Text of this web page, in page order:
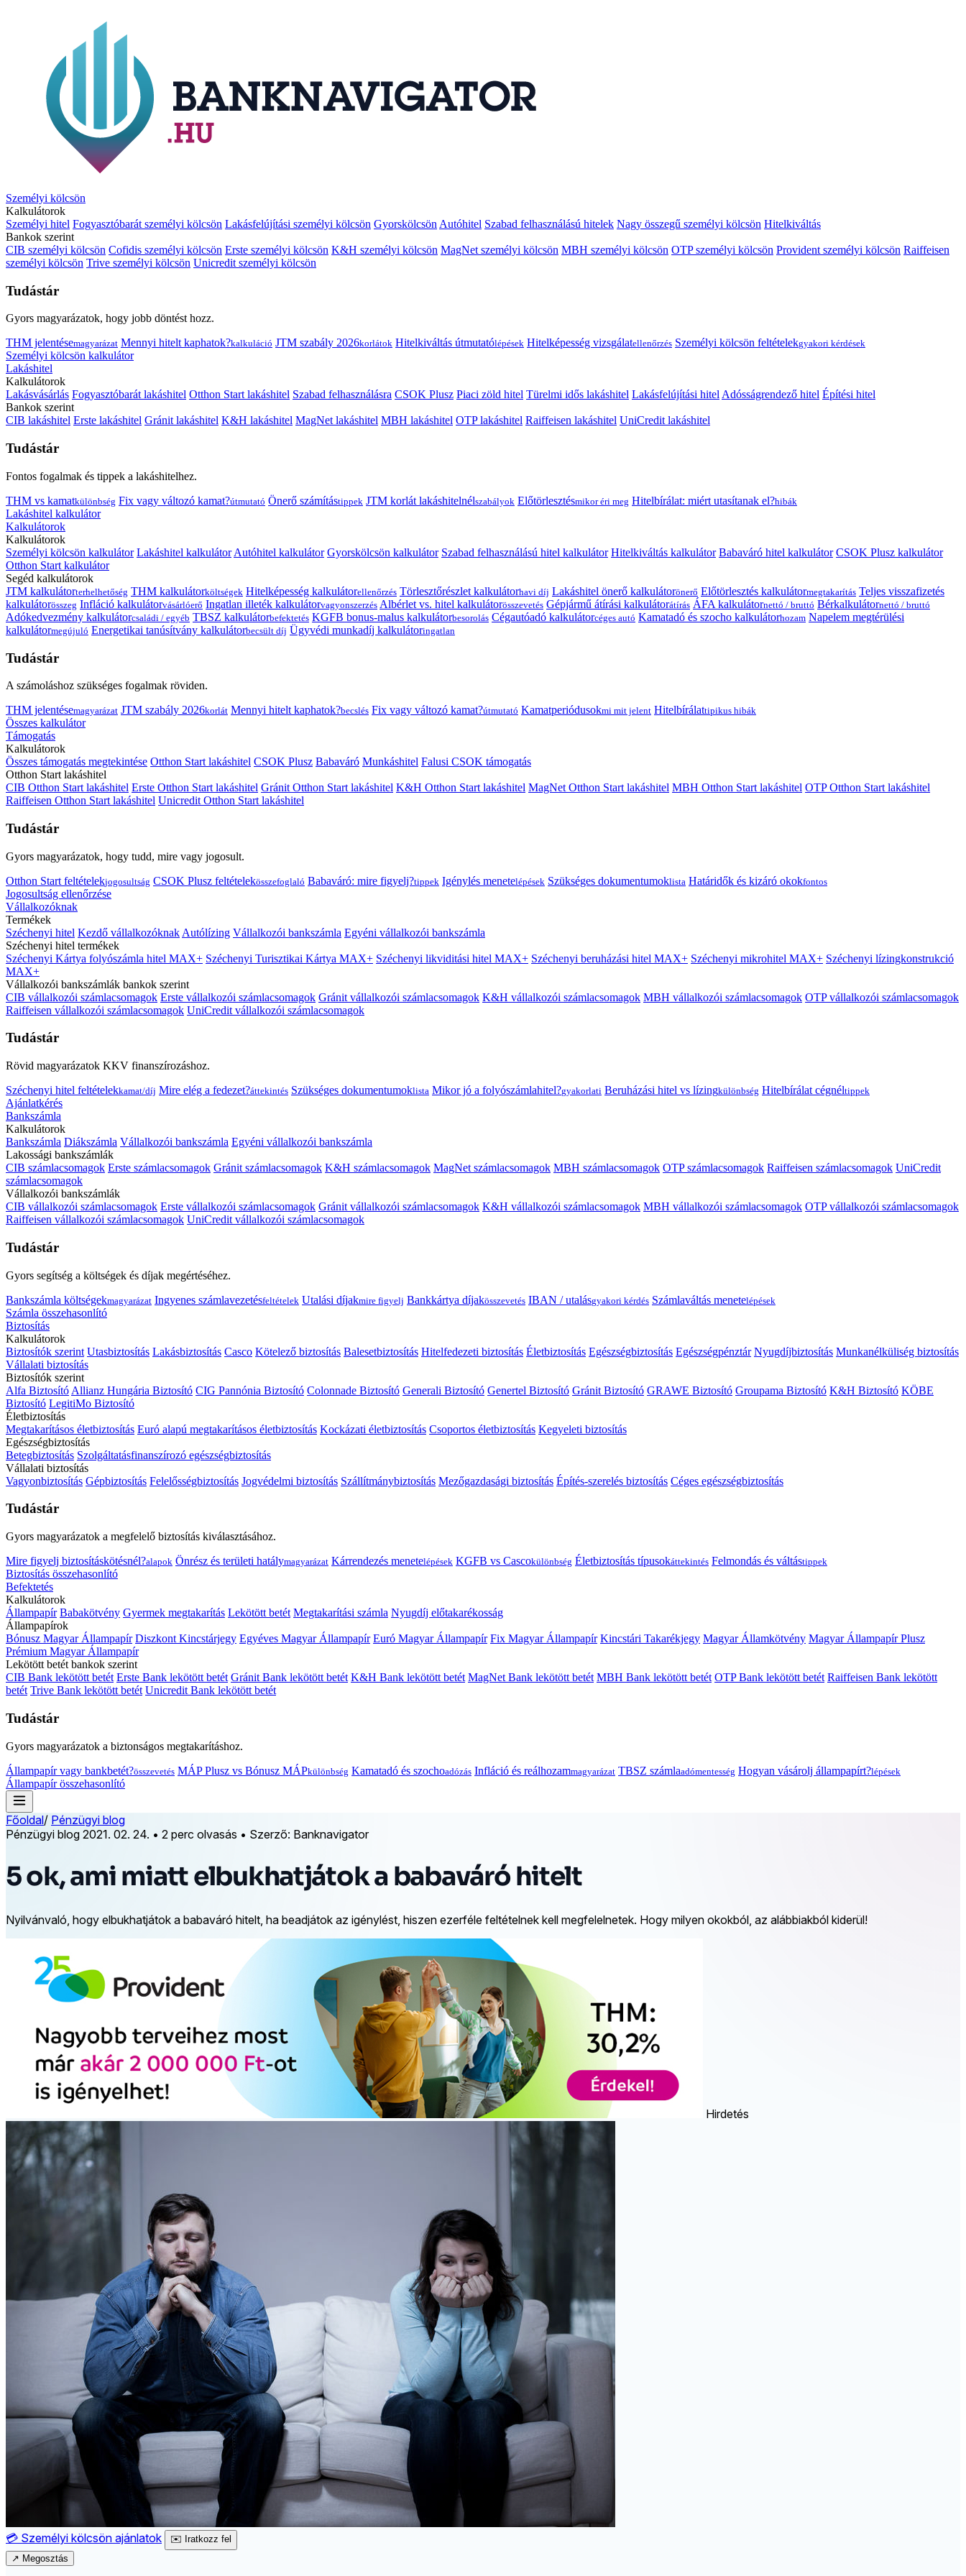
Személyi kölcsön
Kalkulátorok
Személyi hitel Fogyasztóbarát személyi kölcsön Lakásfelújítási személyi kölcsön Gyorskölcsön Autóhitel Szabad felhasználású hitelek Nagy összegű személyi kölcsön Hitelkiváltás
Bankok szerint
CIB személyi kölcsön Cofidis személyi kölcsön Erste személyi kölcsön K&H személyi kölcsön MagNet személyi kölcsön MBH személyi kölcsön OTP személyi kölcsön Provident személyi kölcsön Raiffeisen
személyi kölcsön Trive személyi kölcsön Unicredit személyi kölcsön
Tudástár
Gyors magyarázatok, hogy jobb döntést hozz.
THM jelentésemagyarázat Mennyi hitelt kaphatok?kalkuláció JTM szabály 2026korlátok Hitelkiváltás útmutatólépések Hitelképesség vizsgálatellenőrzés Személyi kölcsön feltételekgyakori kérdések
Személyi kölcsön kalkulátor
Lakáshitel
Kalkulátorok
Lakásvásárlás Fogyasztóbarát lakáshitel Otthon Start lakáshitel Szabad felhasználásra CSOK Plusz Piaci zöld hitel Türelmi idős lakáshitel Lakásfelújítási hitelAdósságrendező hitel Építési hitel
Bankok szerint
CIB lakáshitel Erste lakáshitel Gránit lakáshitel K&H lakáshitel MagNet lakáshitel MBH lakáshitel OTP lakáshitel Raiffeisen lakáshitel UniCredit lakáshitel
Tudástár
Fontos fogalmak és tippek a lakáshitelhez.
THM vs kamatkülönbség Fix vagy változó kamat?útmutató Önerő számítástippek JTM korlát lakáshitelnélszabályok Előtörlesztésmikor éri meg Hitelbírálat: miért utasítanak el?hibák
Lakáshitel kalkulátor
Kalkulátorok
Kalkulátorok
Személyi kölcsön kalkulátor Lakáshitel kalkulátor Autóhitel kalkulátor Gyorskölcsön kalkulátor Szabad felhasználású hitel kalkulátor Hitelkiváltás kalkulátor Babaváró hitel kalkulátor CSOK Plusz kalkulátor
Otthon Start kalkulátor
Segéd kalkulátorok
JTM kalkulátorterhelhetőség THM kalkulátorköltségek Hitelképesség kalkulátorellenőrzés Törlesztőrészlet kalkulátorhavi díj Lakáshitel önerő kalkulátorönerő Előtörlesztés kalkulátormegtakarítás Teljes visszafizetés
kalkulátorösszeg Infláció kalkulátorvásárlóerő Ingatlan illeték kalkulátorvagyonszerzés Albérlet vs. hitel kalkulátorösszevetés Gépjármű átírási kalkulátorátírás ÁFA kalkulátornettó / bruttó Bérkalkulátornettó / bruttó
Adókedvezmény kalkulátorcsaládi / egyéb TBSZ kalkulátorbefektetés KGFB bonus-malus kalkulátorbesorolás Cégautóadó kalkulátorcéges autó Kamatadó és szocho kalkulátorhozam Napelem megtérülési
kalkulátormegújuló Energetikai tanúsítvány kalkulátorbecsült díj Ügyvédi munkadíj kalkulátoringatlan
Tudástár
A számoláshoz szükséges fogalmak röviden.
THM jelentésemagyarázat JTM szabály 2026korlát Mennyi hitelt kaphatok?becslés Fix vagy változó kamat?útmutató Kamatperiódusokmi mit jelent Hitelbírálattipikus hibák
Összes kalkulátor
Támogatás
Kalkulátorok
Összes támogatás megtekintése Otthon Start lakáshitel CSOK Plusz Babaváró Munkáshitel Falusi CSOK támogatás
Otthon Start lakáshitel
CIB Otthon Start lakáshitel Erste Otthon Start lakáshitel Gránit Otthon Start lakáshitel K&H Otthon Start lakáshitel MagNet Otthon Start lakáshitel MBH Otthon Start lakáshitel OTP Otthon Start lakáshitel
Raiffeisen Otthon Start lakáshitel Unicredit Otthon Start lakáshitel
Tudástár
Gyors magyarázatok, hogy tudd, mire vagy jogosult.
Otthon Start feltételekjogosultság CSOK Plusz feltételekösszefoglaló Babaváró: mire figyelj?tippek Igénylés menetelépések Szükséges dokumentumoklista Határidők és kizáró okokfontos
Jogosultság ellenőrzése
Vállalkozóknak
Termékek
Széchenyi hitel Kezdő vállalkozóknak Autólízing Vállalkozói bankszámla Egyéni vállalkozói bankszámla
Széchenyi hitel termékek
Széchenyi Kártya folyószámla hitel MAX+ Széchenyi Turisztikai Kártya MAX+ Széchenyi likviditási hitel MAX+ Széchenyi beruházási hitel MAX+ Széchenyi mikrohitel MAX+ Széchenyi lízingkonstrukció
MAX+
Vállalkozói bankszámlák bankok szerint
CIB vállalkozói számlacsomagok Erste vállalkozói számlacsomagok Gránit vállalkozói számlacsomagok K&H vállalkozói számlacsomagok MBH vállalkozói számlacsomagok OTP vállalkozói számlacsomagok
Raiffeisen vállalkozói számlacsomagok UniCredit vállalkozói számlacsomagok
Tudástár
Rövid magyarázatok KKV finanszírozáshoz.
Széchenyi hitel feltételekkamat/díj Mire elég a fedezet?áttekintés Szükséges dokumentumoklista Mikor jó a folyószámlahitel?gyakorlati Beruházási hitel vs lízingkülönbség Hitelbírálat cégnéltippek
Ajánlatkérés
Bankszámla
Kalkulátorok
Bankszámla Diákszámla Vállalkozói bankszámla Egyéni vállalkozói bankszámla
Lakossági bankszámlák
CIB számlacsomagok Erste számlacsomagok Gránit számlacsomagok K&H számlacsomagok MagNet számlacsomagok MBH számlacsomagok OTP számlacsomagok Raiffeisen számlacsomagok UniCredit
számlacsomagok
Vállalkozói bankszámlák
CIB vállalkozói számlacsomagok Erste vállalkozói számlacsomagok Gránit vállalkozói számlacsomagok K&H vállalkozói számlacsomagok MBH vállalkozói számlacsomagok OTP vállalkozói számlacsomagok
Raiffeisen vállalkozói számlacsomagok UniCredit vállalkozói számlacsomagok
Tudástár
Gyors segítség a költségek és díjak megértéséhez.
Bankszámla költségekmagyarázat Ingyenes számlavezetésfeltételek Utalási díjakmire figyelj Bankkártya díjakösszevetés IBAN / utalásgyakori kérdés Számlaváltás menetelépések
Számla összehasonlító
Biztosítás
Kalkulátorok
Biztosítók szerint Utasbiztosítás Lakásbiztosítás Casco Kötelező biztosítás Balesetbiztosítás Hitelfedezeti biztosítás Életbiztosítás Egészségbiztosítás Egészségpénztár Nyugdíjbiztosítás Munkanélküliség biztosítás
Vállalati biztosítás
Biztosítók szerint
Alfa Biztosító Allianz Hungária Biztosító CIG Pannónia Biztosító Colonnade Biztosító Generali Biztosító Genertel Biztosító Gránit Biztosító GRAWE Biztosító Groupama Biztosító K&H Biztosító KÖBE
Biztosító LegitiMo Biztosító
Életbiztosítás
Megtakarításos életbiztosítás Euró alapú megtakarításos életbiztosítás Kockázati életbiztosítás Csoportos életbiztosítás Kegyeleti biztosítás
Egészségbiztosítás
Betegbiztosítás Szolgáltatásfinanszírozó egészségbiztosítás
Vállalati biztosítás
Vagyonbiztosítás Gépbiztosítás Felelősségbiztosítás Jogvédelmi biztosítás Szállítmánybiztosítás Mezőgazdasági biztosítás Építés-szerelés biztosítás Céges egészségbiztosítás
Tudástár
Gyors magyarázatok a megfelelő biztosítás kiválasztásához.
Mire figyelj biztosításkötésnél?alapok Önrész és területi hatálymagyarázat Kárrendezés menetelépések KGFB vs Cascokülönbség Életbiztosítás típusokáttekintés Felmondás és váltástippek
Biztosítás összehasonlító
Befektetés
Kalkulátorok
Állampapír Babakötvény Gyermek megtakarítás Lekötött betét Megtakarítási számla Nyugdíj előtakarékosság
Állampapírok
Bónusz Magyar Állampapír Diszkont Kincstárjegy Egyéves Magyar Állampapír Euró Magyar Állampapír Fix Magyar Állampapír Kincstári Takarékjegy Magyar Államkötvény Magyar Állampapír Plusz
Prémium Magyar Állampapír
Lekötött betét bankok szerint
CIB Bank lekötött betét Erste Bank lekötött betét Gránit Bank lekötött betét K&H Bank lekötött betét MagNet Bank lekötött betét MBH Bank lekötött betét OTP Bank lekötött betét Raiffeisen Bank lekötött
betét Trive Bank lekötött betét Unicredit Bank lekötött betét
Tudástár
Gyors magyarázatok a biztonságos megtakarításhoz.
Állampapír vagy bankbetét?összevetés MÁP Plusz vs Bónusz MÁPkülönbség Kamatadó és szochoadózás Infláció és reálhozammagyarázat TBSZ számlaadómentesség Hogyan vásárolj állampapírt?lépések
Állampapír összehasonlító
Főoldal/ Pénzügyi blog
Pénzügyi blog 2021. 02. 24. • 2 perc olvasás • Szerző: Banknavigator
5 ok, ami miatt elbukhatjátok a babaváró hitelt
Nyilvánvaló, hogy elbukhatjátok a babaváró hitelt, ha beadjátok az igénylést, hiszen ezerféle feltételnek kell megfelelnetek. Hogy milyen okokból, az alábbiakból kiderül!
Hirdetés
💳 Személyi kölcsön ajánlatok ✉️ Iratkozz fel
↗ Megosztás